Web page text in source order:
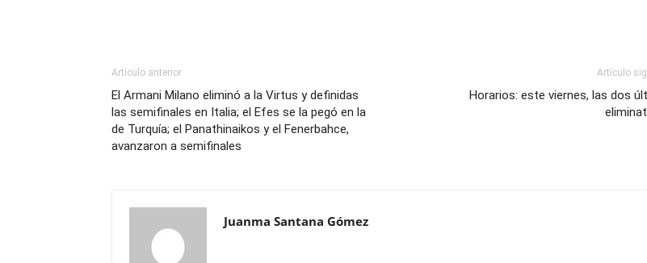
Artículo anterior
El Armani Milano eliminó a la Virtus y definidas
las semifinales en Italia; el Efes se la pegó en la
de Turquía; el Panathinaikos y el Fenerbahce,
avanzaron a semifinales
Artículo
Horarios: este viernes, las dos
Juanma Santana Gómez